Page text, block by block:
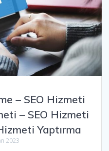
– SEO Hizmeti
– SEO Hizmeti
Yaptırma
2023